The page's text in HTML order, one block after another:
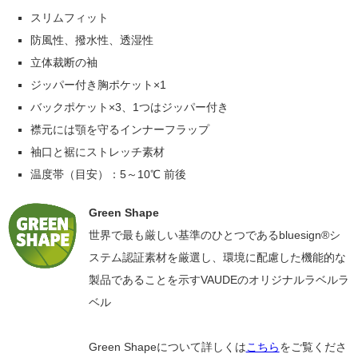
スリムフィット
防風性、撥水性、透湿性
立体裁断の袖
ジッパー付き胸ポケット×1
バックポケット×3、1つはジッパー付き
襟元には顎を守るインナーフラップ
袖口と裾にストレッチ素材
温度帯（目安）：5～10℃ 前後
Green Shape
世界で最も厳しい基準のひとつであるbluesign®シ
ステム認証素材を厳選し、環境に配慮した機能的な
製品であることを示すVAUDEのオリジナルラベルラ
ベル
Green Shapeについて詳しくはこちらをご覧くださ